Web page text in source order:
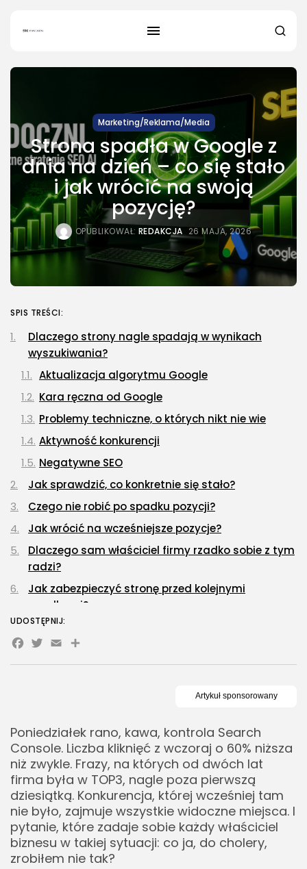
SZUKAJ
NAJNOWSZE
Dom i Ogród
Jak urządzić nowoczesną strefę
BBQ w...
OPUBLIKOWAŁ:REDAKCJA 4 SIERPNIA, 2026
OPUBLIKOWAŁ: REDAKCJA 3 SIERPNIA, 2026
Gastronomia
wybrać,...
REDAKCJA
POPULARNE KATEGORIE
Dom i Ogród
Budownictwo/Nieruchomości
83 Artykułów
Ciekawostki
35 Artykułów
Edukacja i Nauka
27 Artykułów
Marketing/Reklama/Media
Strona spadła w Google z
dnia na dzień – co się stało
i jak wrócić na swoją
pozycję?
OPUBLIKOWAŁ: REDAKCJA 26 MAJA, 2026
Poniedziałek rano, kawa, kontrola Search
Console. Liczba kliknięć z wczoraj o 60% niższa
niż zwykle. Frazy, na których od dwóch lat
firma była w TOP3, nagle poza pierwszą
dziesiątką. Konkurencja, której wcześniej tam
nie było, zajmuje wszystkie widoczne miejsca. I
pytanie, które zadaje sobie każdy właściciel
biznesu w takiej sytuacji: co ja, do cholery,
zrobiłem nie tak?
SPIS TREŚCI:
Dlaczego strony nagle spadają w wynikach
wyszukiwania?
Aktualizacja algorytmu Google
Kara ręczna od Google
Problemy techniczne, o których nikt nie wie
Aktywność konkurencji
Negatywne SEO
Jak sprawdzić, co konkretnie się stało?
Czego nie robić po spadku pozycji?
Jak wrócić na wcześniejsze pozycje?
Dlaczego sam właściciel firmy rzadko sobie z tym
radzi?
Jak zabezpieczyć stronę przed kolejnymi
spadkami?
UDOSTĘPNIJ:
Facebook
Twitter
EmailShare